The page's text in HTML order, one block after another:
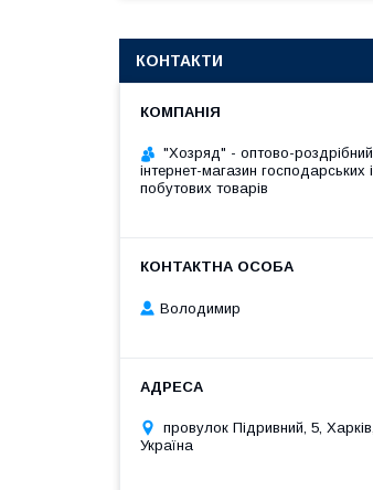
КОНТАКТИ
"Хозряд" - оптово-роздрібний
інтернет-магазин господарських і
побутових товарів
Володимир
провулок Підривний, 5, Харків,
Україна